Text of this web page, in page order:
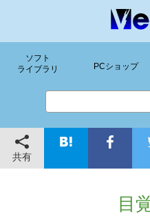
ソフト
ライブラリ
PCショップ
共有
目